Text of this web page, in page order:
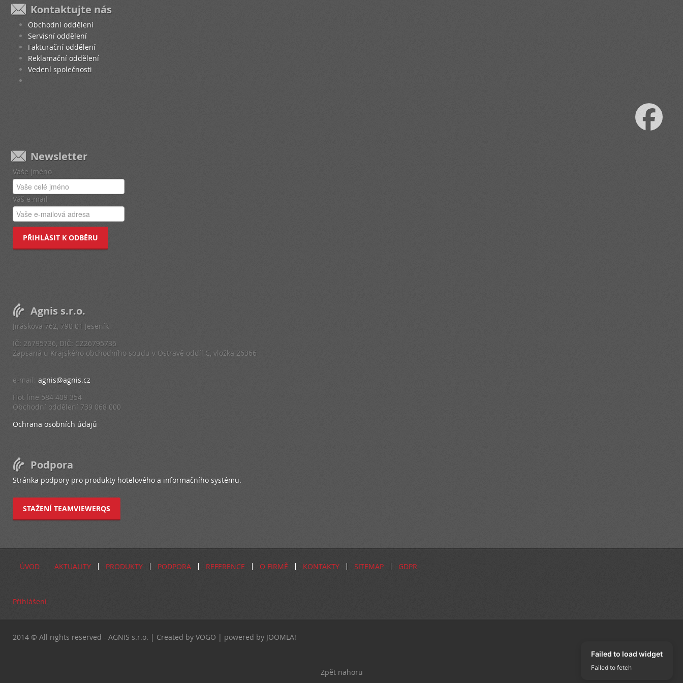
Kontaktujte nás
Obchodní oddělení
Servisní oddělení
Fakturační oddělení
Reklamační oddělení
Vedení společnosti
Newsletter
Vaše jméno
Váš e-mail
PŘIHLÁSIT K ODBĚRU
Agnis s.r.o.
Jiráskova 762, 790 01 Jeseník
IČ: 26795736, DIČ: CZ26795736
Zapsaná u Krajského obchodního soudu v Ostravě oddíl C, vložka 26366
e-mail: agnis@agnis.cz
Hot line 584 409 354
Obchodní oddělení 739 068 000
Ochrana osobních údajů
Podpora
Stránka podpory pro produkty hotelového a informačního systému.
STAŽENÍ TEAMVIEWERQS
ÚVOD AKTUALITY PRODUKTY PODPORA REFERENCE O FIRMĚ KONTAKTY SITEMAP GDPR
Přihlášení
2014 © All rights reserved - AGNIS s.r.o. | Created by VOGO | powered by JOOMLA!
Zpět nahoru
Failed to load widget
Failed to fetch